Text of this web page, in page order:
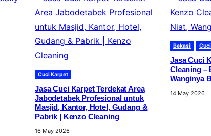
Cuci Karpet
Jasa Cuci Karpet Terdekat Area
Jabodetabek Profesional untuk
Masjid, Kantor, Hotel, Gudang &
Pabrik | Kenzo Cleaning
16 May 2026
Bekasi
Jasa Cuci
Cleaning –
Wanginya
14 May 2026